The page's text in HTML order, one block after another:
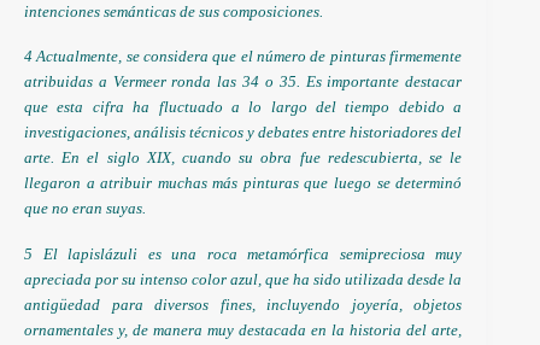
intenciones semánticas de sus composiciones.
4 Actualmente, se considera que el número de pinturas firmemente
atribuidas a Vermeer ronda las 34 o 35. Es importante destacar
que esta cifra ha fluctuado a lo largo del tiempo debido a
investigaciones, análisis técnicos y debates entre historiadores del
arte. En el siglo XIX, cuando su obra fue redescubierta, se le
llegaron a atribuir muchas más pinturas que luego se determinó
que no eran suyas.
5 El lapislázuli es una roca metamórfica semipreciosa muy
apreciada por su intenso color azul, que ha sido utilizada desde la
antigüedad para diversos fines, incluyendo joyería, objetos
ornamentales y, de manera muy destacada en la historia del arte,